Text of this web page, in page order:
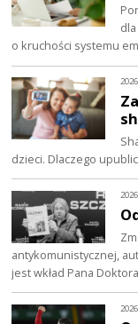
o kruchości systemu
dzieci. Dlaczego
antykomunistycznej,
jest wkład Pana